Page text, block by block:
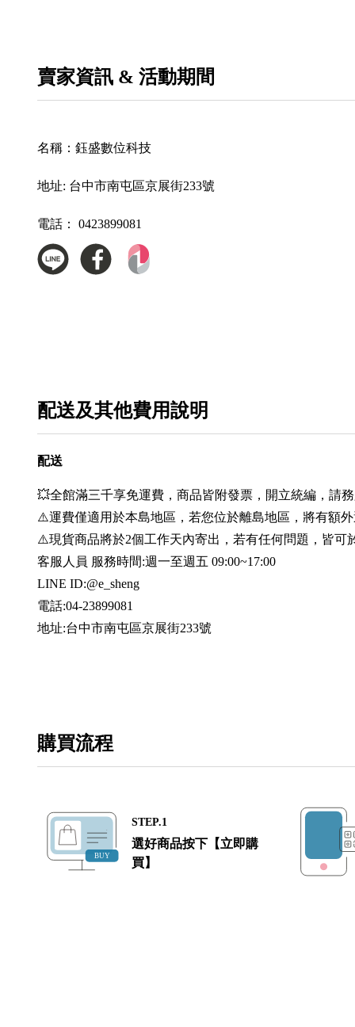
賣家資訊 & 活動期間
名稱： 鈺盛數位科技
地址: 台中市南屯區京展街233號
電話： 0423899081
配送及其他費用說明
配送
💥全館滿三千享免運費，商品皆附發票，開立統編，請
⚠️運費僅適用於本島地區，若您位於離島地區，將有額
⚠️現貨商品將於2個工作天內寄出，若有任何問題，皆可
客服人員 服務時間:週一至週五 09:00~17:00
LINE ID:@e_sheng
電話:04-23899081
地址:台中市南屯區京展街233號
購買流程
STEP.1
選好商品按下【立即購
買】